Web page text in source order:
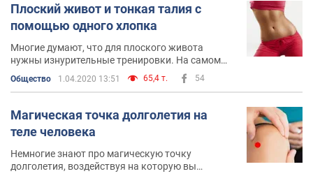
Плоский живот и тонкая талия с
помощью одного хлопка
Многие думают, что для плоского живота
нужны изнурительные тренировки. На самом
Общество 1.04.2020 13:51 65,4 т. 54
Магическая точка долголетия на
теле человека
Немногие знают про магическую точку
долголетия, воздействуя на которую вы